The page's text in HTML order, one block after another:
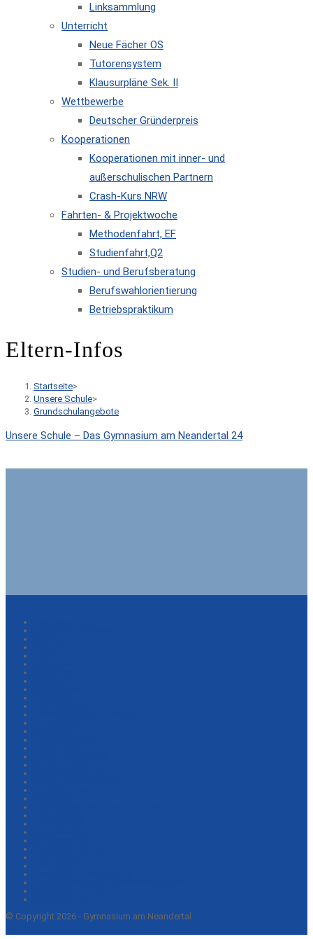
Linksammlung
Unterricht
Neue Fächer OS
Tutorensystem
Klausurpläne Sek. II
Wettbewerbe
Deutscher Gründerpreis
Kooperationen
Kooperationen mit inner- und
außerschulischen Partnern
Crash-Kurs NRW
Fahrten- & Projektwoche
Methodenfahrt, EF
Studienfahrt,Q2
Studien- und Berufsberatung
Berufswahlorientierung
Betriebspraktikum
Eltern-Infos
Startseite>
Unsere Schule>
Grundschulangebote
Unsere Schule – Das Gymnasium am Neandertal 24
© Copyright 2026 - Gymnasium am Neandertal